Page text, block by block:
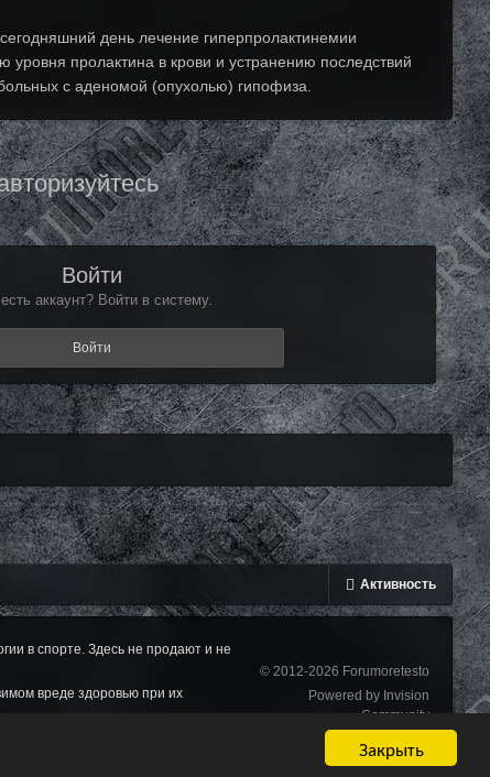
Закрыть
день лечение гиперпролактинемии
пролактина в крови и устранению последствий
с аденомой (опухолью) гипофиза.
Войти
аккаунт? Войти в систему.
Войти
Активность
в спорте. Здесь не продают и не
вреде здоровью при их
© 2012-2026 Forumoretesto
Powered by Invision
Community